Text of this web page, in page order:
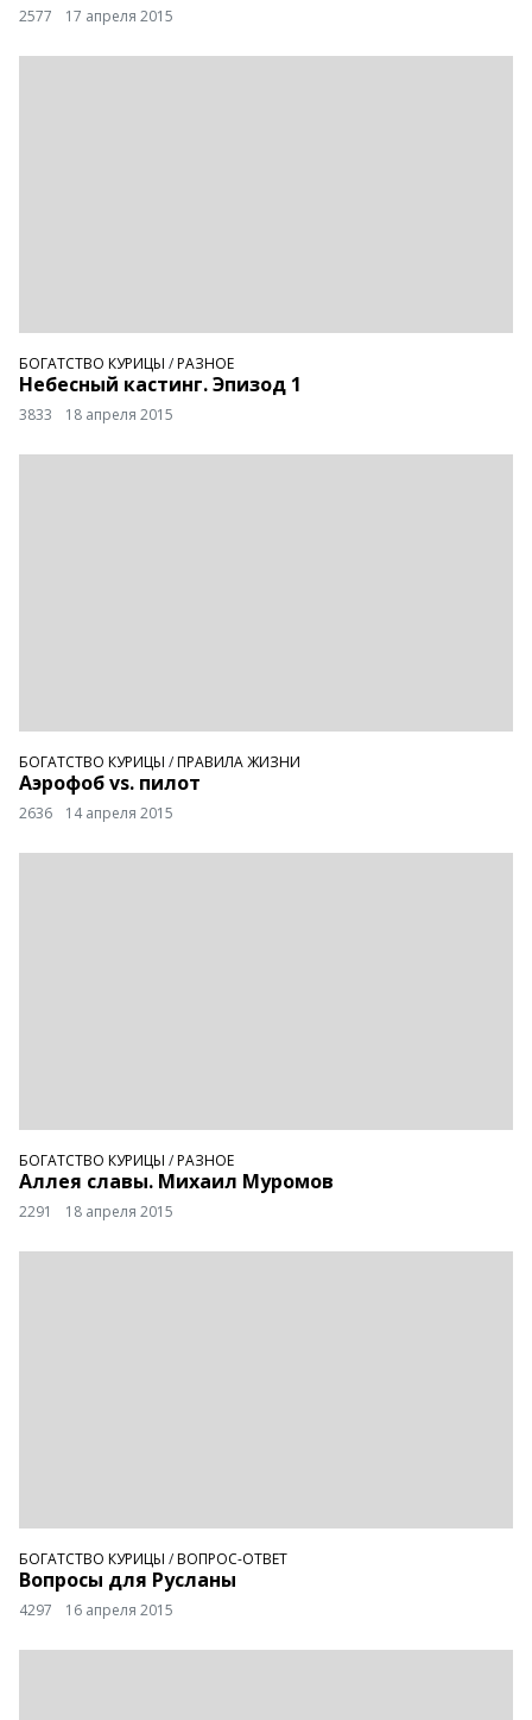
2577 17 апреля 2015
БОГАТСТВО КУРИЦЫ /РАЗНОЕ
Небесный кастинг. Эпизод 1
3833 18 апреля 2015
БОГАТСТВО КУРИЦЫ /ПРАВИЛА ЖИЗНИ
Аэрофоб vs. пилот
2636 14 апреля 2015
БОГАТСТВО КУРИЦЫ /РАЗНОЕ
Аллея славы. Михаил Муромов
2291 18 апреля 2015
БОГАТСТВО КУРИЦЫ /ВОПРОС-ОТВЕТ
Вопросы для Русланы
4297 16 апреля 2015